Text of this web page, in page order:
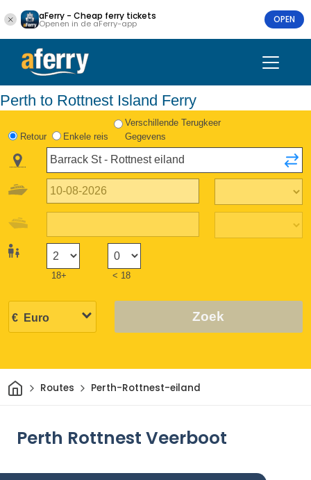
aFerry - Cheap ferry tickets
Openen in de aFerry-app OPEN
Perth to Rottnest Island Ferry
Retour Enkele reis
Verschillende Terugkeer
Gegevens
18+ < 18
Zoek
ThuisRoutes Perth-Rottnest-eiland
Perth Rottnest Veerboot